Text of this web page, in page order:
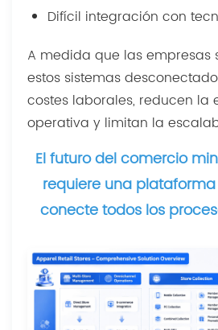
Difícil integración con
A medida que las empresas
estos sistemas
costes laborales, reducen la
operativa y limitan la
El futuro del comercio
requiere una
conecte todos los